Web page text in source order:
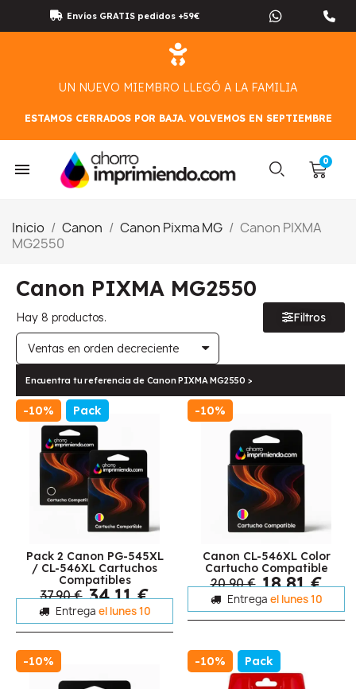
Envíos GRATIS pedidos +59€
UN NUEVO MIEMBRO LLEGÓ A LA FAMILIA
ESTAMOS CERRADOS POR BAJA. VOLVEMOS EN SEPTIEMBRE
Inicio Canon Canon Pixma MG
Canon PIXMA
MG2550
Canon PIXMA MG2550
Hay 8 productos. Filtros
Encuentra tu referencia de Canon PIXMA MG2550 >
-10% Pack
Pack 2 Canon PG-545XL
/ CL-546XL Cartuchos
Compatibles
37,90 € 34,11 €
Entrega el lunes 10
-10%
Canon CL-546XL Color
Cartucho Compatible
20,90 € 18,81 €
Entrega el lunes 10
-10% -10% Pack